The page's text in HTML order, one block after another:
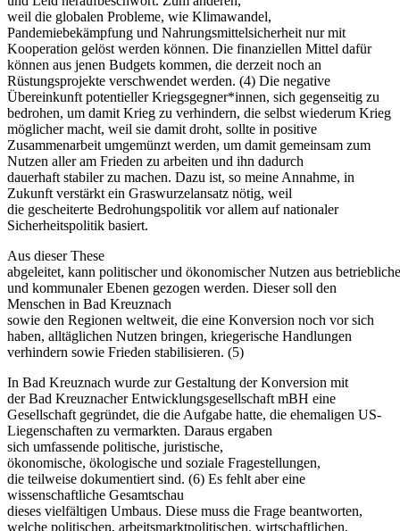
weil die globalen Probleme, wie Klimawandel,
Pandemiebekämpfung und Nahrungsmittelsicherheit nur mit
Kooperation gelöst werden können. Die finanziellen Mittel dafür
können aus jenen Budgets kommen, die derzeit noch an
Rüstungsprojekte verschwendet werden. (4) Die negative
Übereinkunft potentieller Kriegsgegner*innen, sich gegenseitig zu
bedrohen, um damit Krieg zu verhindern, die selbst wiederum Krieg
möglicher macht, weil sie damit droht, sollte in positive
Zusammenarbeit umgemünzt werden, um damit gemeinsam zum
Nutzen aller am Frieden zu arbeiten und ihn dadurch
dauerhaft stabiler zu machen. Dazu ist, so meine Annahme, in
Zukunft verstärkt ein Graswurzelansatz nötig, weil
die gescheiterte Bedrohungspolitik vor allem auf nationaler
Sicherheitspolitik basiert.
Aus dieser These
abgeleitet, kann politischer und ökonomischer Nutzen aus
und kommunaler Ebenen gezogen werden. Dieser soll den
Menschen in Bad Kreuznach
sowie den Regionen weltweit, die eine Konversion noch vor sich
haben, alltäglichen Nutzen bringen, kriegerische Handlungen
verhindern sowie Frieden stabilisieren. (5)
In Bad Kreuznach wurde zur Gestaltung der Konversion mit
der Bad Kreuznacher Entwicklungsgesellschaft mBH eine
Gesellschaft gegründet, die die Aufgabe hatte, die ehemaligen US-
Liegenschaften zu vermarkten. Daraus ergaben
sich umfassende politische, juristische,
ökonomische, ökologische und soziale Fragestellungen,
die teilweise dokumentiert sind. (6) Es fehlt aber eine
wissenschaftliche Gesamtschau
dieses vielfältigen Umbaus. Diese muss die Frage beantworten,
welche politischen, arbeitsmarktpolitischen, wirtschaftlichen,